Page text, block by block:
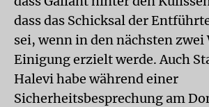
dass das Schicksal der
sei, wenn in den nächsten zwei
Einigung erzielt werde. Auch
Halevi habe während einer
Sicherheitsbesprechung am